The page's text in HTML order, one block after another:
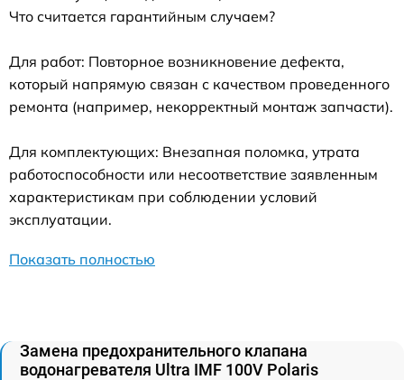
Что считается гарантийным случаем?
Для работ: Повторное возникновение дефекта,
который напрямую связан с качеством проведенного
ремонта (например, некорректный монтаж запчасти).
Для комплектующих: Внезапная поломка, утрата
работоспособности или несоответствие заявленным
характеристикам при соблюдении условий
эксплуатации.
Показать полностью
Замена предохранительного клапана
водонагревателя Ultra IMF 100V Polaris